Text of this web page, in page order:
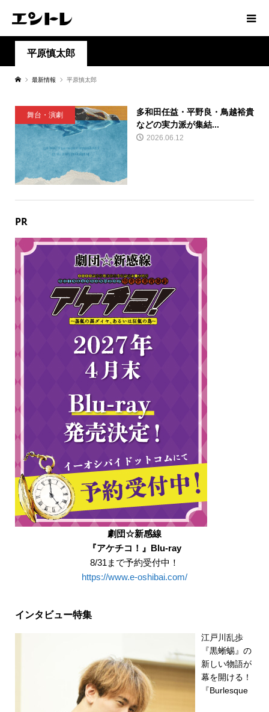
平原慎太郎
最新情報 平原慎太郎
舞台・演劇
多和田任益・平野良・鳥越裕貴
などの実力派が集結...
2026.06.12
PR
劇団☆新感線
『アケチコ！』Blu-ray
8/31まで予約受付中！
https://www.e-oshibai.com/
インタビュー特集
江戸川乱歩
『黒蜥蜴』の
新しい物語が
幕を開ける！
『Burlesque